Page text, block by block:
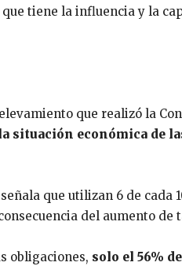
tiene la influencia y la
que realizó la
económica de
que utilizan 6 de
del aumento de
obligaciones, solo el 56%